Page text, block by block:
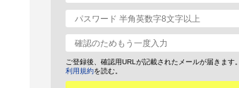
ご登録後、確認用URLが記載されたメールが届きます。
利用規約を読む。